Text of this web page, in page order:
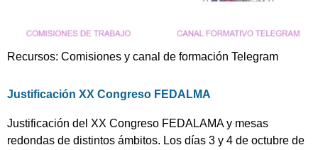
Recursos: Comisiones y canal de formación Telegram
Justificación XX Congreso FEDALMA
Justificación del XX Congreso FEDALAMA y mesas
redondas de distintos ámbitos. Los días 3 y 4 de octubre de